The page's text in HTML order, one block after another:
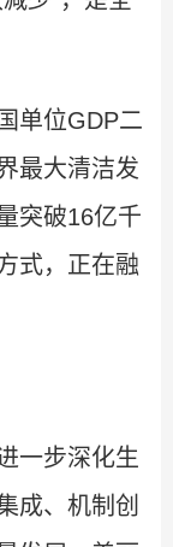
单位GDP二
最大清洁发
突破16亿千
式，正在融
一步深化生
成、机制创